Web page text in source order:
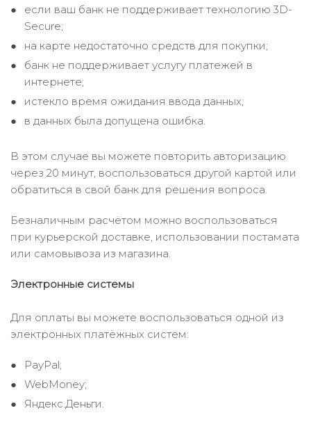
если ваш банк не поддерживает технологию 3D-
Secure;
на карте недостаточно средств для покупки;
банк не поддерживает услугу платежей в
интернете;
истекло время ожидания ввода данных;
в данных была допущена ошибка.
В этом случае вы можете повторить авторизацию
через 20 минут, воспользоваться другой картой или
обратиться в свой банк для решения вопроса.
Безналичным расчётом можно воспользоваться
при курьерской доставке, использовании постамата
или самовывоза из магазина.
Электронные системы
Для оплаты вы можете воспользоваться одной из
электронных платёжных систем:
PayPal;
WebMoney;
Яндекс.Деньги.